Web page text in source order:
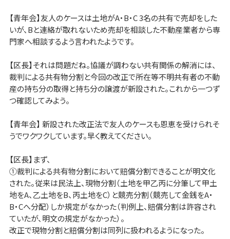
【青年会】友人のケースは土地がA・B・C 3名の共有で売却をした
いが、Bと連絡が取れないため売却を相談した不動産業者から専
門家へ相談するよう言われたようです。
【区長】それは問題だね。協議が調わない共有関係の解消には、
裁判による共有物分割と今回の改正で所在等不明共有者の不動
産の持ち分の取得と持ち分の譲渡が新設された。これから一つず
つ確認してみよう。
【青年会】 新設された改正法で友人のケースも恩恵を受けられそ
うでワクワクしています。早く教えてください。
【区長】まず、
①裁判による共有物分割において賠償分割できることが明文化
された。従来は民法上、現物分割（土地を甲乙丙に分筆して甲土
地をA、乙土地をB、丙土地をC）と競売分割（競売して金銭をA・
B・Cへ分配）しか規定がなかった（判例上、賠償分割は許容され
ていたが、明文の規定がなかった）。
改正で現物分割と賠償分割は同列に扱われるようになった。